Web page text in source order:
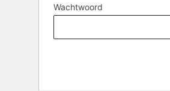
Wachtwoord